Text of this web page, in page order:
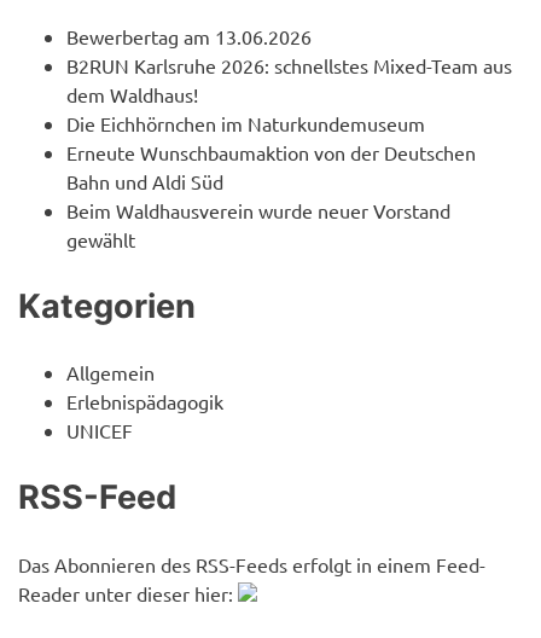
Bewerbertag am 13.06.2026
B2RUN Karlsruhe 2026: schnellstes Mixed-Team aus
dem Waldhaus!
Die Eichhörnchen im Naturkundemuseum
Erneute Wunschbaumaktion von der Deutschen
Bahn und Aldi Süd
Beim Waldhausverein wurde neuer Vorstand
gewählt
Kategorien
Allgemein
Erlebnispädagogik
UNICEF
RSS-Feed
Das Abonnieren des RSS-Feeds erfolgt in einem Feed-
Reader unter dieser hier: